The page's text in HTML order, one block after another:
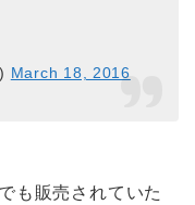
March 18, 2016
でも販売されていた